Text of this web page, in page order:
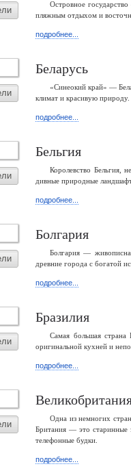
Островное
пляжным отдыхом и
подробнее...
Беларусь
«Синеокий край» —
климат и красивую природу.
подробнее...
Бельгия
Королевство Бельгия,
дивные природные
подробнее...
Болгария
Болгария —
древние города с богатой
подробнее...
Бразилия
Самая большая
оригинальной кухней и
подробнее...
Одна из немногих
Британия — это старинные
телефонные будки.
подробнее...